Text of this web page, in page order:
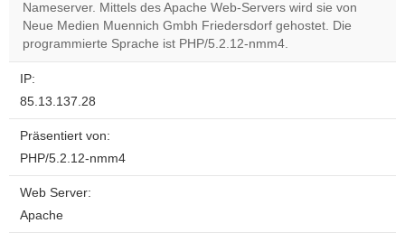
Do you
own this
website?
OK
Nameserver. Mittels des Apache Web-Servers wird sie von
Neue Medien Muennich Gmbh Friedersdorf gehostet. Die
programmierte Sprache ist PHP/5.2.12-nmm4.
IP:
85.13.137.28
Präsentiert von:
PHP/5.2.12-nmm4
Web Server:
Apache